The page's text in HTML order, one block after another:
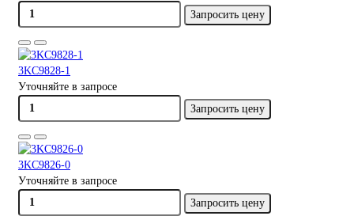
Запросить цену
3KC9828-1
Уточняйте в запросе
Запросить цену
3KC9826-0
Уточняйте в запросе
Запросить цену